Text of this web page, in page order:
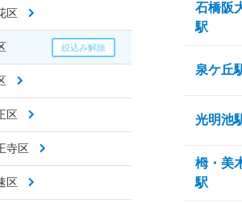
区
区
寺区
区
石橋阪
駅
泉ケ丘
光明池
栂・美
駅